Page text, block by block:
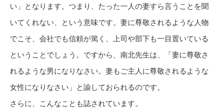
い」となります。つまり、たった一人の妻すら言うことを聞
いてくれない、という意味です。妻に尊敬されるような人物
でこそ、会社でも信頼が篤く、上司や部下も一目置いている
ということでしょう。ですから、南北先生は、「妻に尊敬さ
れるような男になりなさい。妻もご主人に尊敬されるような
女性になりなさい」と諭しておられるのです。
さらに、こんなことも誌されています。